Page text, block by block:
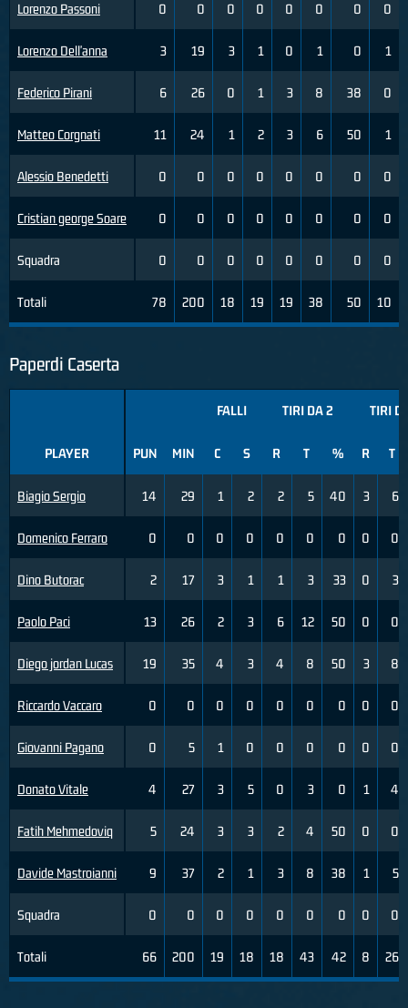
Lorenzo Passoni
Lorenzo Dell'anna
Federico Pirani
Matteo Corgnati
Alessio Benedetti
Cristian george Soare
Squadra
Totali
0 0 0 0 0 0 0 0
3 19 3 1 0 1 0 1
6 26 0 1 3 8 38 0
11 24 1 2 3 6 50 1
0 0 0 0 0 0 0 0
0 0 0 0 0 0 0 0
0 0 0 0 0 0 0 0
78 200 18 19 19 38 50 10
Paperdi Caserta
PLAYER
Biagio Sergio
Domenico Ferraro
Dino Butorac
Paolo Paci
Diego jordan Lucas
Riccardo Vaccaro
Giovanni Pagano
Donato Vitale
Fatih Mehmedoviq
Davide Mastroianni
Squadra
Totali
FALLI TIRI DA 2 TIRI
PUN MIN C S R T % R T
14 29 1 2 2 5 40 3 6
0 0 0 0 0 0 0 0 0
2 17 3 1 1 3 33 0 3
13 26 2 3 6 12 50 0 0
19 35 4 3 4 8 50 3 8
0 0 0 0 0 0 0 0 0
0 5 1 0 0 0 0 0 0
4 27 3 5 0 3 0 1 4
5 24 3 3 2 4 50 0 0
9 37 2 1 3 8 38 1 5
0 0 0 0 0 0 0 0 0
66 200 19 18 18 43 42 8 26